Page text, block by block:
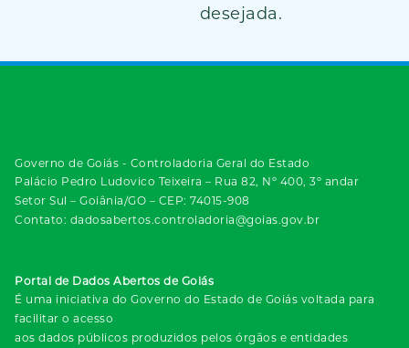
desejada.
Governo de Goiás - Controladoria Geral do Estado
Palácio Pedro Ludovico Teixeira – Rua 82, Nº 400, 3º andar
Setor Sul – Goiânia/GO – CEP: 74015-908
Contato: dadosabertos.controladoria@goias.gov.br
Portal de Dados Abertos de Goiás
É uma iniciativa do Governo do Estado de Goiás voltada para
facilitar o acesso
aos dados públicos produzidos pelos órgãos e entidades